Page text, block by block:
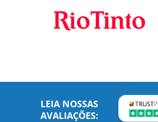
LEIA NOSSAS
AVALIAÇÕES: